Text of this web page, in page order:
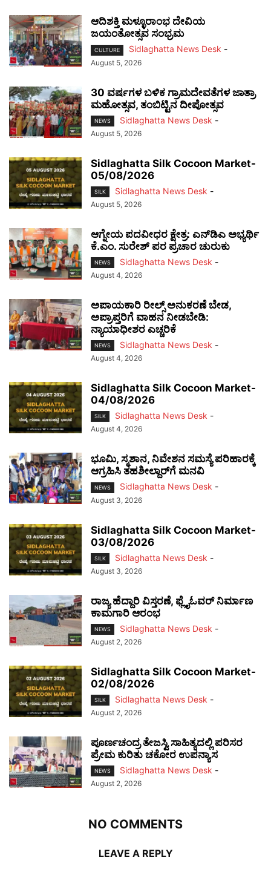
ಆದಿಶಕ್ತಿ ಮಳ್ಳೂರಾಂಭ ದೇವಿಯ
ಜಯಂತೋತ್ಸವ ಸಂಭ್ರಮ
CULTURE Sidlaghatta News Desk -
August 5, 2026
30 ವರ್ಷಗಳ ಬಳಿಕ ಗ್ರಾಮದೇವತೆಗಳ ಜಾತ್ರಾ
ಮಹೋತ್ಸವ, ತಂಬಿಟ್ಟಿನ ದೀಪೋತ್ಸವ
NEWS Sidlaghatta News Desk -
August 5, 2026
Sidlaghatta Silk Cocoon Market-
05/08/2026
SILK Sidlaghatta News Desk -
August 5, 2026
ಆಗ್ನೇಯ ಪದವೀಧರ ಕ್ಷೇತ್ರ: ಎನ್‌ಡಿಎ ಅಭ್ಯರ್ಥಿ
ಕೆ.ಎಂ. ಸುರೇಶ್ ಪರ ಪ್ರಚಾರ ಚುರುಕು
NEWS Sidlaghatta News Desk -
August 4, 2026
ಅಪಾಯಕಾರಿ ರೀಲ್ಸ್ ಅನುಕರಣೆ ಬೇಡ,
ಅಪ್ರಾಪ್ತರಿಗೆ ವಾಹನ ನೀಡಬೇಡಿ:
ನ್ಯಾಯಾಧೀಶರ ಎಚ್ಚರಿಕೆ
NEWS Sidlaghatta News Desk -
August 4, 2026
Sidlaghatta Silk Cocoon Market-
04/08/2026
SILK Sidlaghatta News Desk -
August 4, 2026
ಭೂಮಿ, ಸ್ಮಶಾನ, ನಿವೇಶನ ಸಮಸ್ಯೆ ಪರಿಹಾರಕ್ಕೆ
ಆಗ್ರಹಿಸಿ ತಹಶೀಲ್ದಾರ್‌ಗೆ ಮನವಿ
NEWS Sidlaghatta News Desk -
August 3, 2026
Sidlaghatta Silk Cocoon Market-
03/08/2026
SILK Sidlaghatta News Desk -
August 3, 2026
ರಾಜ್ಯ ಹೆದ್ದಾರಿ ವಿಸ್ತರಣೆ, ಫ್ಲೈಓವರ್ ನಿರ್ಮಾಣ
ಕಾಮಗಾರಿ ಆರಂಭ
NEWS Sidlaghatta News Desk -
August 2, 2026
Sidlaghatta Silk Cocoon Market-
02/08/2026
SILK Sidlaghatta News Desk -
August 2, 2026
ಪೂರ್ಣಚಂದ್ರ ತೇಜಸ್ವಿ ಸಾಹಿತ್ಯದಲ್ಲಿ ಪರಿಸರ
ಪ್ರೇಮ ಕುರಿತು ಚಕೋರ ಉಪನ್ಯಾಸ
NEWS Sidlaghatta News Desk -
August 2, 2026
NO COMMENTS
LEAVE A REPLY